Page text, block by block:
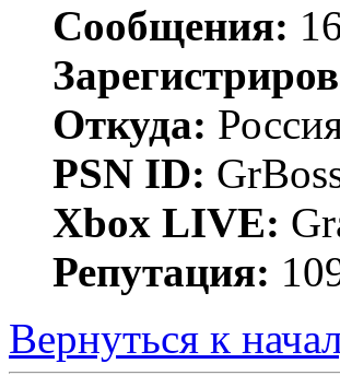
Сообщения:
Откуда:
PSN ID:
Xbox LIVE:
Репутация:
Вернуться к